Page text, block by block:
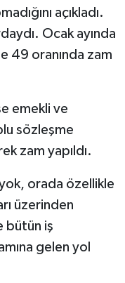
açıkladı.
Ocak ayında
49 oranında zam
emekli ve
sözleşme
zam yapıldı.
orada özellikle
üzerinden
bütün iş
gelen yol